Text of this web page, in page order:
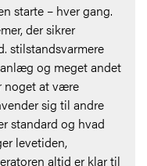
starte – hver gang.
der sikrer
stilstandsvarmere
og meget andet
noget at være
sig til andre
standard og hvad
levetiden,
altid er klar til